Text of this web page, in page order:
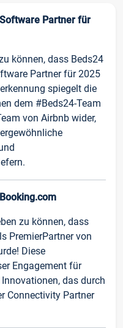
Partner für
können, dass Beds24
Partner für 2025
spiegelt die
dem #Beds24-Team
von Airbnb wider,
zu können, dass
PremierPartner von
Diese
Engagement für
das durch
Connectivity Partner